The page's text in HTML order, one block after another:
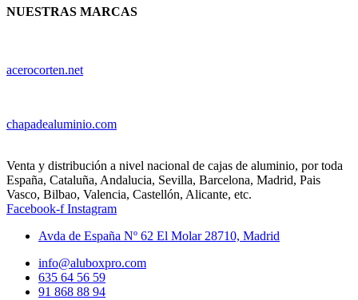
NUESTRAS MARCAS
acerocorten.net
chapadealuminio.com
Venta y distribución a nivel nacional de cajas de aluminio, por toda
España, Cataluña, Andalucia, Sevilla, Barcelona, Madrid, Pais
Vasco, Bilbao, Valencia, Castellón, Alicante, etc.
Facebook-f Instagram
Avda de España Nº 62 El Molar 28710, Madrid
info@aluboxpro.com
635 64 56 59
91 868 88 94